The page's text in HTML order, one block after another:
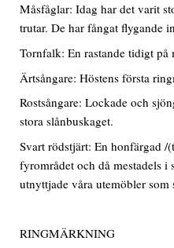
Måsfåglar: Idag har det varit
trutar. De har fångat flygande
Tornfalk: En rastande tidigt på
Ärtsångare: Höstens första
Rostsångare: Lockade och
stora slånbuskaget.
Svart rödstjärt: En honfärgad
fyrområdet och då mestadels i
utnyttjade våra utemöbler som
RINGMÄRKNING